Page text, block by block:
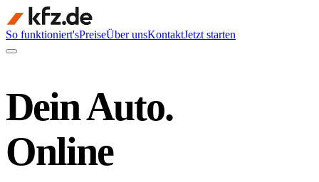
So funktioniert'sPreiseÜber unsKontaktJetzt starten
Dein Auto.
Online